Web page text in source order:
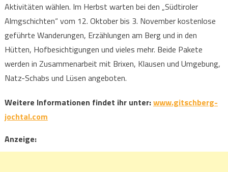
Aktivitäten wählen. Im Herbst warten bei den „Südtiroler
Almgschichten“ vom 12. Oktober bis 3. November kostenlose
geführte Wanderungen, Erzählungen am Berg und in den
Hütten, Hofbesichtigungen und vieles mehr. Beide Pakete
werden in Zusammenarbeit mit Brixen, Klausen und Umgebung,
Natz-Schabs und Lüsen angeboten.
Weitere Informationen findet ihr unter:www.gitschberg-
jochtal.com
Anzeige: